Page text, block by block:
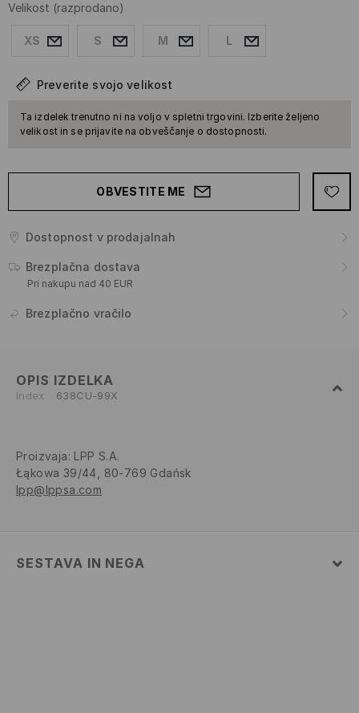
Velikost (razprodano)
XS S M L
Preverite svojo velikost
Ta izdelek trenutno ni na voljo v spletni trgovini. Izberite željeno
velikost in se prijavite na obveščanje o dostopnosti.
OBVESTITE ME
Dostopnost v prodajalnah
Brezplačna dostava
Pri nakupu nad 40 EUR
Brezplačno vračilo
OPIS IZDELKA
Index 638CU-99X
Proizvaja: LPP S.A.
Łąkowa 39/44, 80-769 Gdańsk
lpp@lppsa.com
SESTAVA IN NEGA